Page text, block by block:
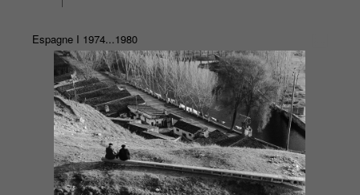
Espagne I 1974...1980